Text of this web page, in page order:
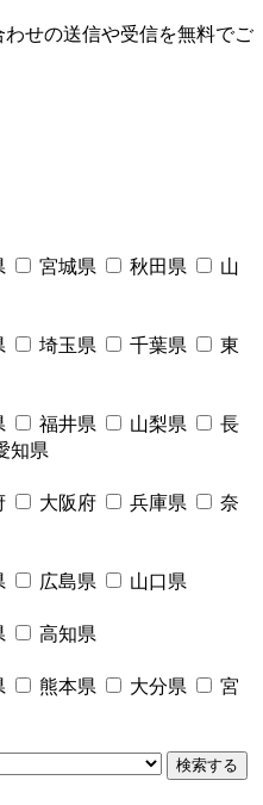
せの送信や受信を無料でご
宮城県 秋田県
山
埼玉県 千葉県
東
福井県 山梨県
長
知県
大阪府 兵庫県
奈
広島県
山口県
高知県
熊本県 大分県
宮
検索する